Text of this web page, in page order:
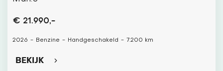
€ 21.990,-
2026 - Benzine - Handgeschakeld - 7.200 km
BEKIJK